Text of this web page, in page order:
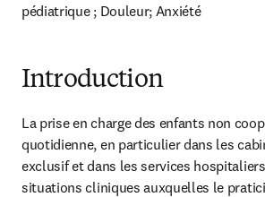
pédiatrique ; Douleur; Anxiété
Introduction
La prise en charge des enfants non
quotidienne, en particulier dans les
exclusif et dans les services
situations cliniques auxquelles le